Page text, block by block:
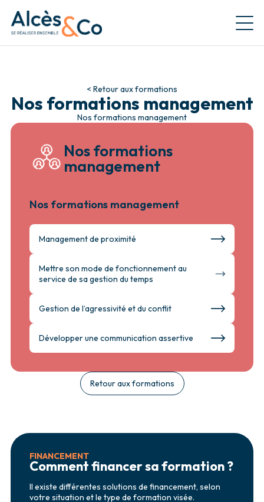
Retour à la page d'accueil
< Retour aux formations
Nos formations management
Nos formations management
Nos formations
management
Nos formations management
Management de proximité
Mettre son mode de fonctionnement au
service de sa gestion du temps
Gestion de l’agressivité et du conflit
Développer une communication assertive
Retour aux formations
FINANCEMENT
Comment financer sa formation ?
Il existe différentes solutions de financement, selon
votre situation et le type de formation visée.